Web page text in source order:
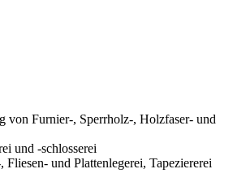
von Furnier-, Sperrholz-, Holzfaser- und
und -schlosserei
Fliesen- und Plattenlegerei, Tapeziererei